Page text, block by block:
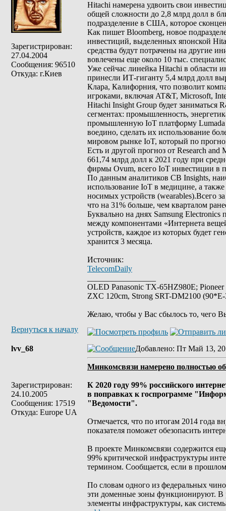
Зарегистрирован:
27.04.2004
Сообщения: 96510
Откуда: г.Киев
Hitachi намерена удвоить свои
общей сложности до 2,8 млрд долл в
подразделение в США, которое
Как пишет Bloomberg, новое
инвестиций, выделенных японской
средства будут потрачены на другие
вовлечены еще около 10 тыс.
Уже сейчас линейка Hitachi в области
принесли ИТ-гиганту 5,4 млрд долл
Клара, Калифорния, что позволит
игроками, включая AT&T, Microsoft,
Hitachi Insight Group будет
сегментах: промышленность,
промышленную IoT платформу Lumada
воедино, сделать их использование
мировом рынке IoT, который по
Есть и другой прогноз от Research
661,74 млрд долл к 2021 году при
фирмы Ovum, всего IoT инвестиции в
По данным аналитиков CB Insights,
использование IoT в медицине, а
носимых устройств (wearables).Всего
что на 31% больше, чем кварталом
Буквально на днях Samsung
между компонентами «Интернета
устройств, каждое из которых будет
хранится 3 месяца.
Источник:
TelecomDaily
OLED Panasonic TX-65HZ980E;
ZXC 120cm, Strong SRT-DM2100
Желаю, чтобы у Вас сбылось то, чего
Вернуться к началу
lvv_68
Зарегистрирован:
24.10.2005
Сообщения: 17519
Откуда: Europe UA
Добавлено: Пт Май 13,
Минкомсвязи намерено полностью
К 2020 году 99% российского
в поправках к госпрограмме
"Ведомости".
Отмечается, что по итогам 2014 года
показателя поможет обезопасить
В проекте Минкомсвязи содержится
99% критической инфраструктуры
термином. Сообщается, если в прошлом
По словам одного из федеральных
эти доменные зоны функционируют. В
элементы инфраструктуры, как